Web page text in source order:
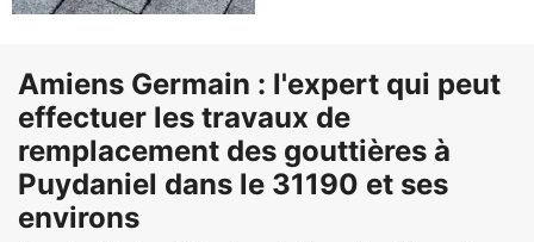
Amiens Germain : l'expert qui peut
effectuer les travaux de
remplacement des gouttières à
Puydaniel dans le 31190 et ses
environs